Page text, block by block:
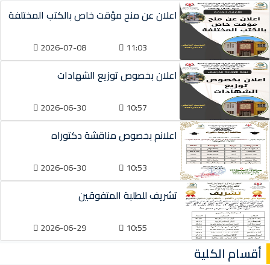
اعلان عن منح مؤقت خاص بالكتب المختلفة
11:03
2026-07-08
اعلان بخصوص توزيع الشهادات
10:57
2026-06-30
اعلانم بخصوص مناقشة دكتوراه
10:53
2026-06-30
تشريف للطلبة المتفوقين
10:55
2026-06-29
أقسام الكلية